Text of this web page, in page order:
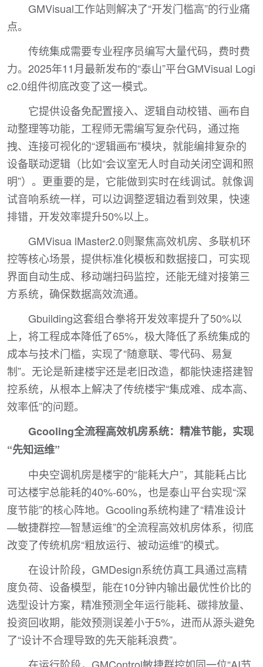
GMVisual工作站则解决了“开发门槛高”的行业痛
点。
传统集成需要专业程序员编写大量代码，费时费
力。2025年11月最新发布的“泰山”平台GMVisual Logi
c2.0组件彻底改变了这一模式。
它提供设备免配置接入、逻辑自动校错、画布自
动整理等功能，工程师无需编写复杂代码，通过拖
拽、连接可视化的“逻辑画布”模块，就能编排复杂的
设备联动逻辑（比如“会议室无人时自动关闭空调和照
明”）。更重要的是，它能做到实时在线调试。就像调
试音响系统一样，可以边调整逻辑边看到效果，快速
排错，开发效率提升50%以上。
GMVisua lMaster2.0则聚焦高效机房、多联机环
控等核心场景，提供标准化模板和数据接口，可实现
界面自动生成、移动端扫码监控，还能无缝对接第三
方系统，确保数据高效流通。
Gbuilding这套组合拳将开发效率提升了50%以
上，将工程成本降低了65%，极大降低了系统集成的
成本与技术门槛，实现了“随意联、零代码、易复
制”。无论是新建楼宇还是老旧改造，都能快速搭建智
控系统，从根本上解决了传统楼宇“集成难、成本高、
效率低”的问题。
Gcooling全流程高效机房系统：精准节能，实现
“先知运维”
中央空调机房是楼宇的“能耗大户”，其能耗占比
可达楼宇总能耗的40%-60%，也是泰山平台实现“深
度节能”的核心阵地。Gcooling系统构建了“精准设计
—敏捷群控—智慧运维”的全流程高效机房体系，彻底
改变了传统机房“粗放运行、被动运维”的模式。
在设计阶段，GMDesign系统仿真工具通过高精
度负荷、设备模型，能在10分钟内输出最优性价比的
选型设计方案，精准预测全年运行能耗、碳排放量、
投资回收期，能效预测误差小于5%，进而从源头避免
了“设计不合理导致的先天能耗浪费”。